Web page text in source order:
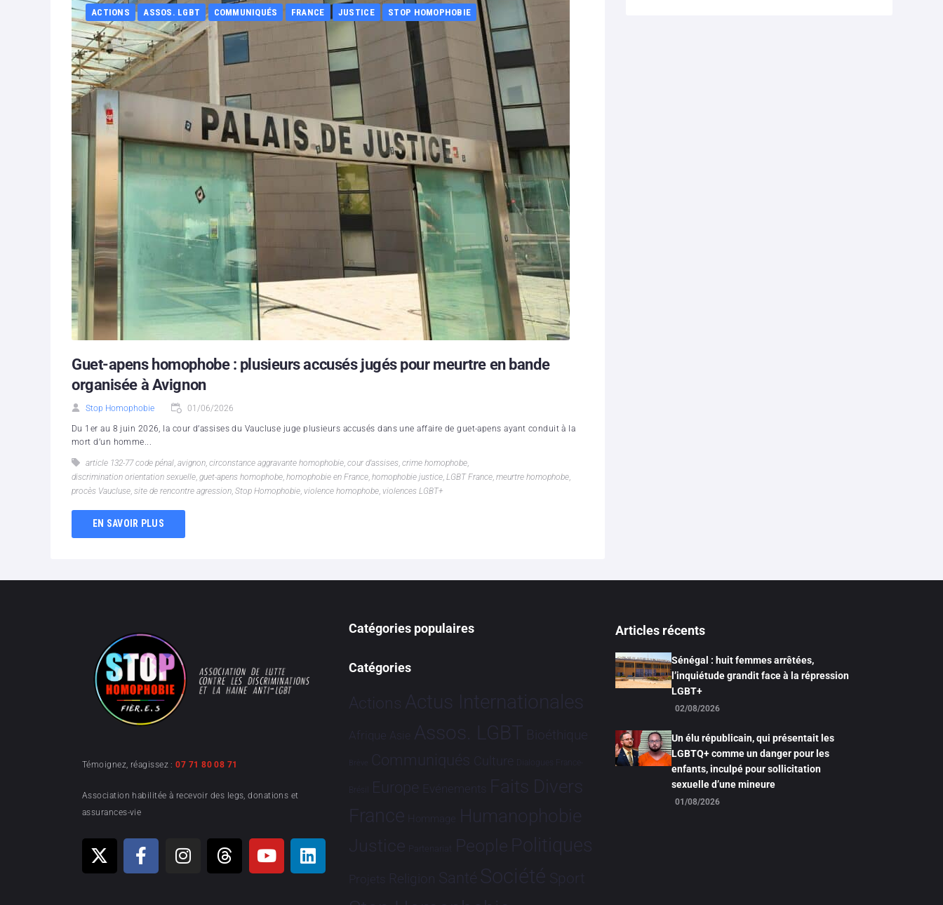
ACTIONS ASSOS. LGBT COMMUNIQUÉS FRANCE JUSTICE STOP HOMOPHOBIE
Guet-apens homophobe : plusieurs accusés jugés pour meurtre en bande
organisée à Avignon
Stop Homophobie 01/06/2026
Du 1er au 8 juin 2026, la cour d’assises du Vaucluse juge plusieurs accusés dans une affaire de guet-apens ayant conduit à la
mort d’un homme...
article 132-77 code pénal, avignon, circonstance aggravante homophobie, cour d’assises, crime homophobe,
discrimination orientation sexuelle, guet-apens homophobe, homophobie en France, homophobie justice, LGBT France, meurtre homophobe,
procès Vaucluse, site de rencontre agression, Stop Homophobie, violence homophobe, violences LGBT+
EN SAVOIR PLUS
Témoignez, réagissez :07 71 80 08 71
Association habilitée à recevoir des legs, donations et
assurances-vie
Catégories populaires
Catégories
Actions Actus Internationales
Afrique Asie Assos. LGBT Bioéthique
Brève Communiqués Culture Dialogues France-
Brésil Europe Evénements Faits Divers
France Hommage Humanophobie
Justice Partenariat People Politiques
Projets Religion Santé Société Sport
Articles récents
Sénégal : huit femmes arrêtées,
l’inquiétude grandit face à la répression
LGBT+
02/08/2026
Un élu républicain, qui présentait les
LGBTQ+ comme un danger pour les
enfants, inculpé pour sollicitation
sexuelle d’une mineure
01/08/2026